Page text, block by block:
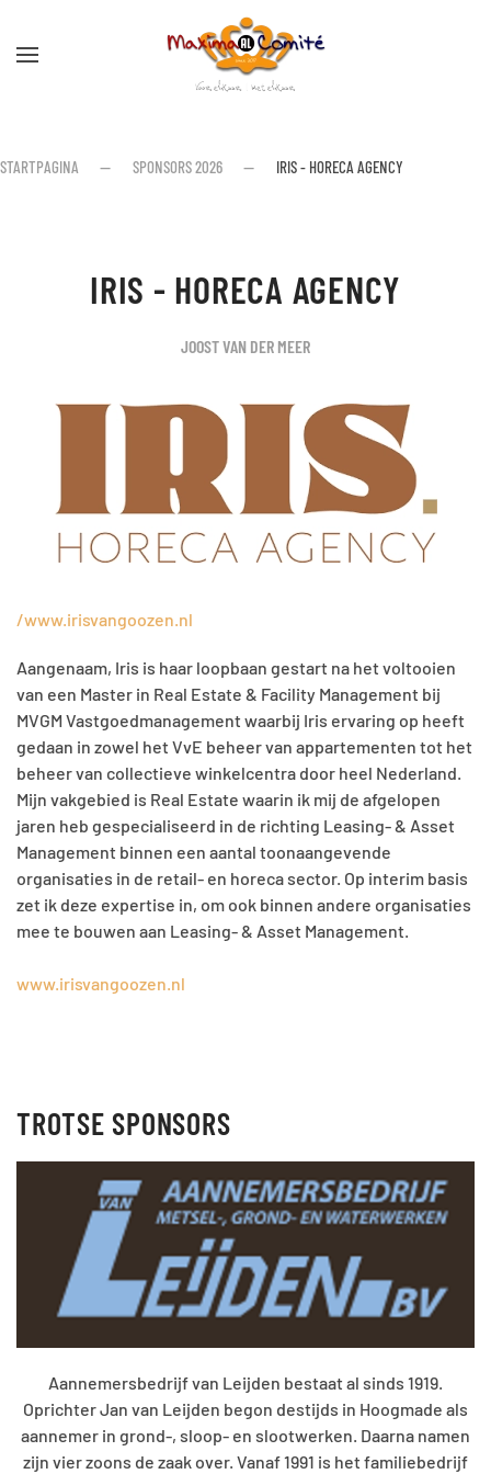
Skip to main content
STARTPAGINA SPONSORS 2026 IRIS - HORECA AGENCY
IRIS - HORECA AGENCY
JOOST VAN DER MEER
/www.irisvangoozen.nl
Aangenaam, Iris is haar loopbaan gestart na het voltooien
van een Master in Real Estate & Facility Management bij
MVGM Vastgoedmanagement waarbij Iris ervaring op heeft
gedaan in zowel het VvE beheer van appartementen tot het
beheer van collectieve winkelcentra door heel Nederland.
Mijn vakgebied is Real Estate waarin ik mij de afgelopen
jaren heb gespecialiseerd in de richting Leasing- & Asset
Management binnen een aantal toonaangevende
organisaties in de retail- en horeca sector. Op interim basis
zet ik deze expertise in, om ook binnen andere organisaties
mee te bouwen aan Leasing- & Asset Management.
www.irisvangoozen.nl
TROTSE SPONSORS
Aannemersbedrijf van Leijden bestaat al sinds 1919.
Oprichter Jan van Leijden begon destijds in Hoogmade als
aannemer in grond-, sloop- en slootwerken. Daarna namen
zijn vier zoons de zaak over. Vanaf 1991 is het familiebedrijf